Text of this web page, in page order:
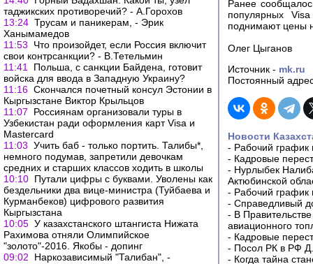
таджикских противоречий? - А.Горохов
13:24 Трусам и паникерам, - Эрик
Ханымамедов
11:53
Что произойдет, если Россия включит
свои контрсанкции? - В.Тетельмин
11:41
Польша, с санкции Байдена, готовит
войска для ввода в Западную Украину?
11:16 Скончался почетный консул Эстонии в
Кыргызстане Виктор Крыльцов
11:07
Россиянам организовали туры в
Узбекистан ради оформления карт Visa и
Mastercard
11:03 Учить баб - только портить. Талибы*,
немного подумав, запретили девочкам
средних и старших классов ходить в школы
10:10 Путали цифры с буквами. Уволены как
бездельники два вице-министра (Туйбаева и
Курманбеков) цифрового развития
Кыргызстана
10:05 У казахстанского штангиста Нижата
Рахимова отняли Олимпийское
"золото"-2016. Якобы - допинг
09:02
Наркозависимый "Талибан", -
Ранее
популярных
поднимают цены
Олег Цыганов
Источник - mk.ru
Постоянный
Новости
- Рабочий график
- Кадровые
- Нурлыбек
Актюбинской
- Рабочий график
- Справедливый
- В
авиационного
- Кадровые
- Посол РК в РФ
- Когда тайна